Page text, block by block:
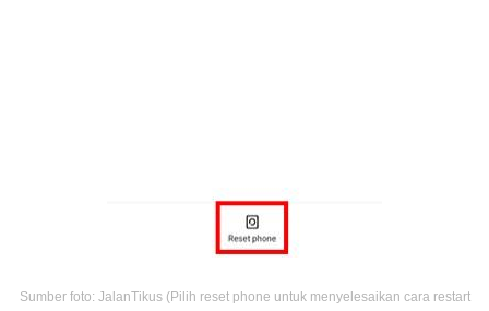
Sumber foto: JalanTikus (Pilih reset phone untuk menyelesaikan cara restart